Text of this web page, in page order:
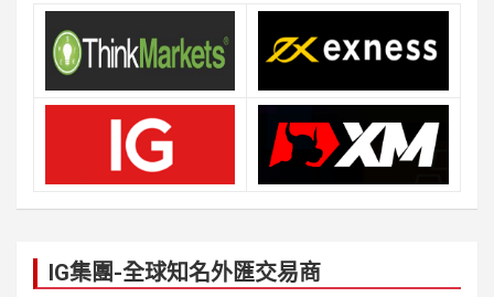
IG集團-全球知名外匯交易商